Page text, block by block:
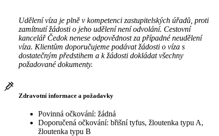
Udělení víza je plně v kompetenci zastupitelských úřadů, proti
zamítnutí žádosti o jeho udělení není odvolání. Cestovní
kancelář Čedok nenese odpovědnost za případné neudělení
víza. Klientům doporučujeme podávat žádosti o víza s
dostatečným předstihem a k žádosti dokládat všechny
požadované dokumenty.
Zdravotní informace a požadavky
Povinná očkování: žádná
Doporučená očkování: břišní tyfus, žloutenka typu A,
žloutenka typu B